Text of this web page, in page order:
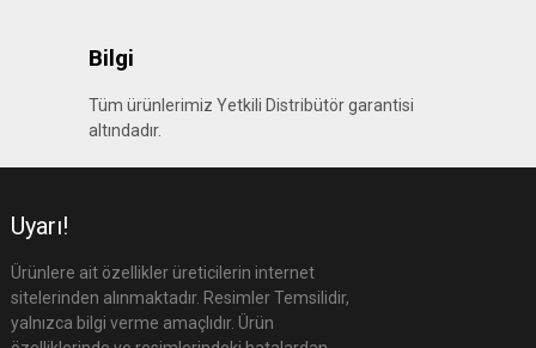
Bilgi
Tüm ürünlerimiz Yetkili Distribütör garantisi
altındadır.
Uyarı!
Ürünlere ait özellikler üreticilerin internet
sitelerinden alınmaktadır. Resimler Temsilidir,
yalnızca bilgi verme amaçlıdır. Ürün